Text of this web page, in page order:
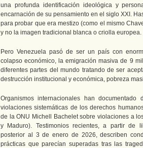
una profunda identificación ideológica y
encarnación de su pensamiento en el siglo XXI.
para probar que era mestizo (como el mismo
y no la imagen tradicional blanca o criolla europea.
Pero Venezuela pasó de ser un país con
colapso económico, la emigración masiva de 9
diferentes partes del mundo tratando de ser
destrucción institucional y económica, pobreza
Organismos internacionales han documentado
violaciones sistemáticas de los derechos
de la ONU Michell Bachelet sobre violaciones a
y Maduro). Testimonios recientes, a partir de
posterior al 3 de enero de 2026, describen
prácticas que parecían superadas tras las